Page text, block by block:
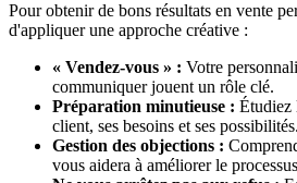
Pour obtenir de bons résultats en vente
d'appliquer une approche créative :
« Vendez-vous » : Votre
communiquer jouent un rôle clé.
Préparation minutieuse : Étudiez
client, ses besoins et ses possibilités.
Gestion des objections :
vous aidera à améliorer le